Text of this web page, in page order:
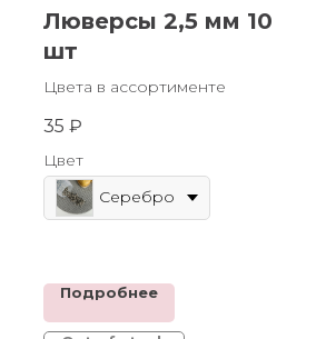
Люверсы 2,5 мм 10
шт
Цвета в ассортименте
35 ₽
Цвет
Серебро
Подробнее